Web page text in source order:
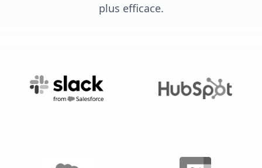
plus efficace.